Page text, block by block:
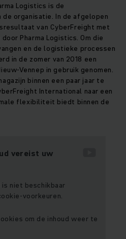
Logistics is de
organisatie. In de afgelopen
van CyberFreight met
Pharma Logistics. Om die
en de logistieke processen
in de zomer van 2018 een
Vennep in gebruik genomen.
binnen een paar jaar te
International naar een
flexibiliteit biedt binnen de
vereist uw
is niet beschikbaar
voorkeuren.
om de inhoud weer te